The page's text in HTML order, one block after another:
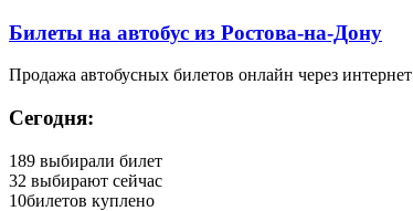
Билеты на автобус из Ростова-на-Дону
Продажа автобусных билетов онлайн через интернет
Сегодня:
189 выбирали билет
32 выбирают сейчас
10билетов куплено